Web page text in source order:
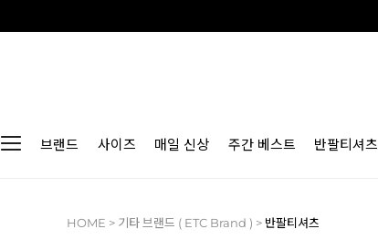
브랜드 사이즈 매일 신상 주간 베스트 반팔티셔츠
HOME > 기타 브랜드 ( ETC Brand ) > 반팔티셔츠